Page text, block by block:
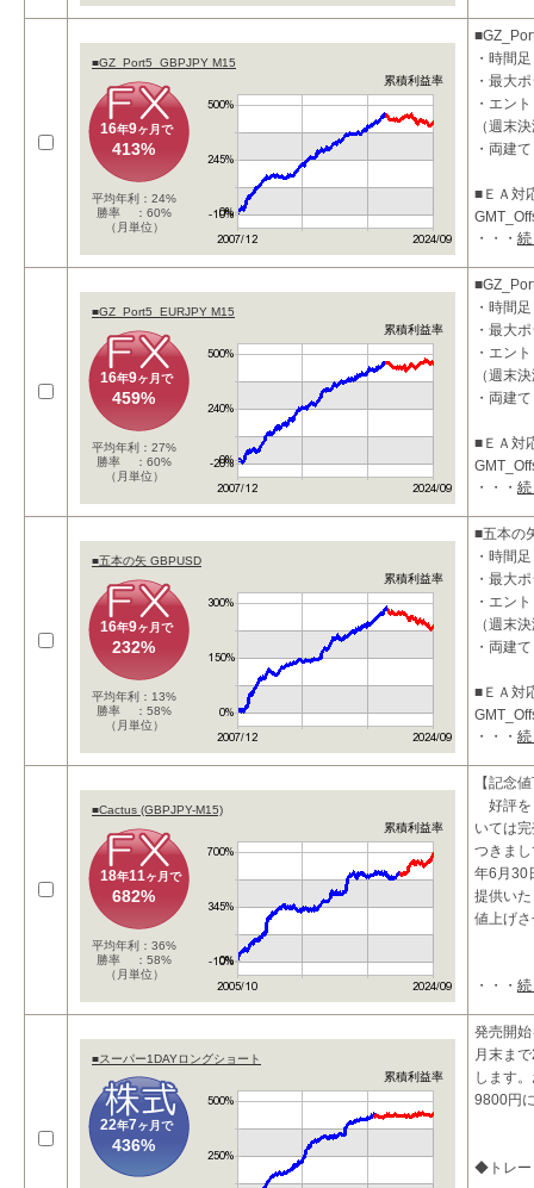
■GZ_Port5_GBPJPY M15
累積利益率
16年9ヶ月で
413%
平均年利：24%
勝率 ：60%
（月単位）
・時間
・最大
・エン
（週末
・両建
■ＥＡ対
ります。
■投資コ
・・・
■GZ_Port5_EURJPY M15
累積利益率
16年9ヶ月で
459%
平均年利：27%
勝率 ：60%
（月単位）
・時間
・最大
・エン
（週末
・両建
■ＥＡ対
ります。
■投資コ
・・・
■五本の矢 GBPUSD
累積利益率
16年9ヶ月で
232%
平均年利：13%
勝率 ：58%
（月単位）
■五本の
・時間
・最大
・エン
（週末
・両建
■ＥＡ対
ります。
■投資
・・・
■Cactus (GBPJPY-M15)
累積利益率
18年11ヶ月で
682%
平均年利：36%
勝率 ：58%
（月単位）
【記念
好評を
いては
つきま
年6月30
提供い
値上げ
□商品特
・・・
■スーパー1DAYロングショート
累積利益率
22年7ヶ月で
436%
発売開
月末ま
します
9800円
◆トレー